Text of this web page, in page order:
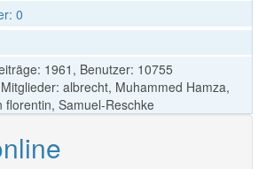
0
1961, Benutzer: 10755
albrecht, Muhammed Hamza,
florentin, Samuel-Reschke